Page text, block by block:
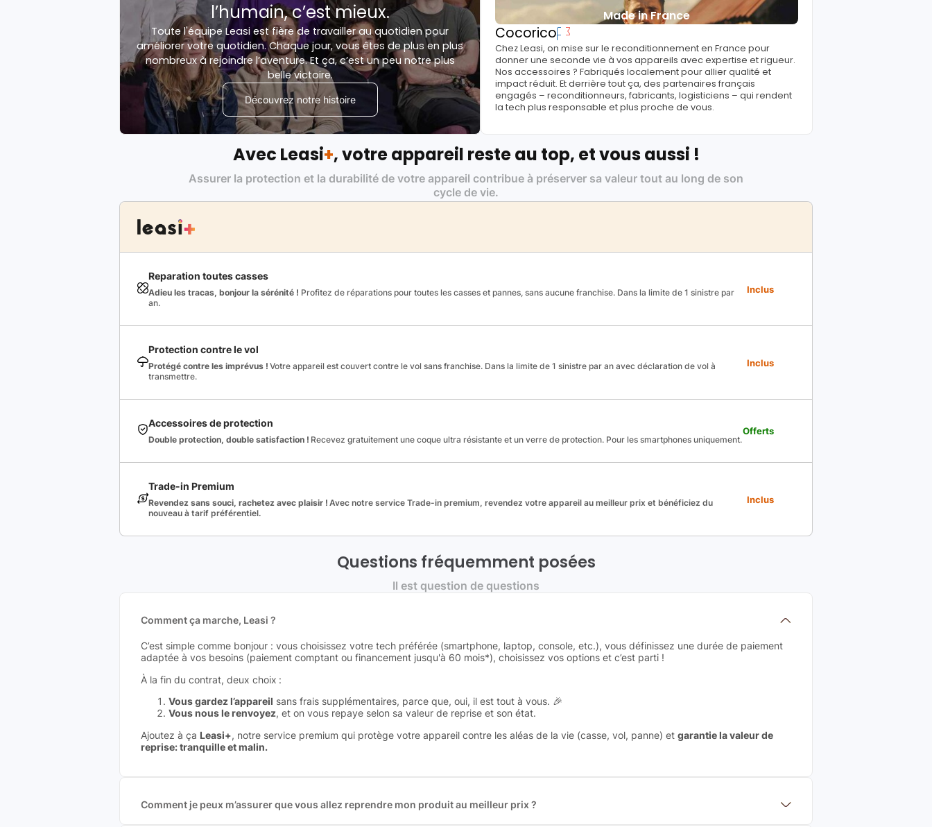
l’humain, c’est mieux.
Toute l'équipe Leasi est fière de travailler au quotidien pour
améliorer votre quotidien. Chaque jour, vous êtes de plus en plus
nombreux à rejoindre l’aventure. Et ça, c’est un peu notre plus
belle victoire.
Découvrez notre histoire
Made in France
Cocorico
Chez Leasi, on mise sur le reconditionnement en France pour
donner une seconde vie à vos appareils avec expertise et rigueur.
Nos accessoires ? Fabriqués localement pour allier qualité et
impact réduit. Et derrière tout ça, des partenaires français
engagés – reconditionneurs, fabricants, logisticiens – qui rendent
la tech plus responsable et plus proche de vous.
Avec Leasi+, votre appareil reste au top, et vous aussi !
Assurer la protection et la durabilité de votre appareil contribue à préserver sa valeur tout au long de son
cycle de vie.
Reparation toutes casses
Adieu les tracas, bonjour la sérénité ! Profitez de réparations pour toutes les casses et pannes, sans aucune franchise. Dans la limite de 1 sinistre par
an.
Inclus
Protection contre le vol
Protégé contre les imprévus ! Votre appareil est couvert contre le vol sans franchise. Dans la limite de 1 sinistre par an avec déclaration de vol à
transmettre.
Inclus
Accessoires de protection
Double protection, double satisfaction ! Recevez gratuitement une coque ultra résistante et un verre de protection. Pour les smartphones uniquement.
Offerts
Trade-in Premium
Revendez sans souci, rachetez avec plaisir ! Avec notre service Trade-in premium, revendez votre appareil au meilleur prix et bénéficiez du
nouveau à tarif préférentiel.
Inclus
Questions fréquemment posées
Il est question de questions
Comment ça marche, Leasi ?
C’est simple comme bonjour : vous choisissez votre tech préférée (smartphone, laptop, console, etc.), vous définissez une durée de paiement
adaptée à vos besoins (paiement comptant ou financement jusqu'à 60 mois*), choisissez vos options et c’est parti !
À la fin du contrat, deux choix :
Vous gardez l’appareil sans frais supplémentaires, parce que, oui, il est tout à vous. 🎉
Vous nous le renvoyez, et on vous repaye selon sa valeur de reprise et son état.
Ajoutez à ça Leasi+, notre service premium qui protège votre appareil contre les aléas de la vie (casse, vol, panne) et garantie la valeur de
reprise: tranquille et malin.
Comment je peux m’assurer que vous allez reprendre mon produit au meilleur prix ?